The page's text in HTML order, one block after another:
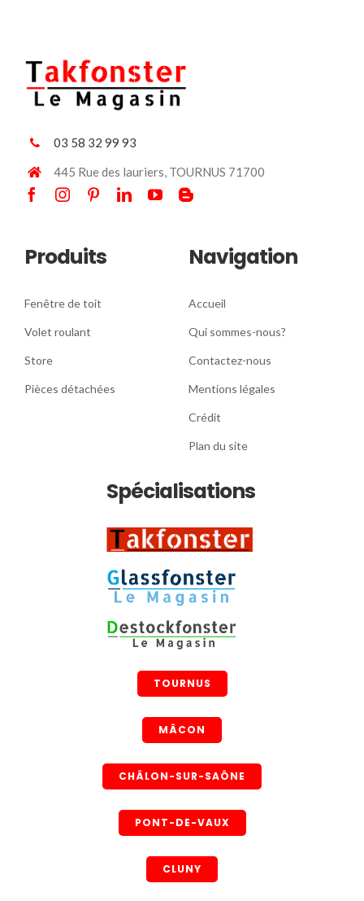
03 58 32 99 93
445 Rue des lauriers, TOURNUS 71700
Produits
Fenêtre de toit
Volet roulant
Store
Pièces détachées
Navigation
Accueil
Qui sommes-nous?
Contactez-nous
Mentions légales
Crédit
Plan du site
Spécialisations
TOURNUS
MÂCON
CHÂLON-SUR-SAÔNE
PONT-DE-VAUX
CLUNY